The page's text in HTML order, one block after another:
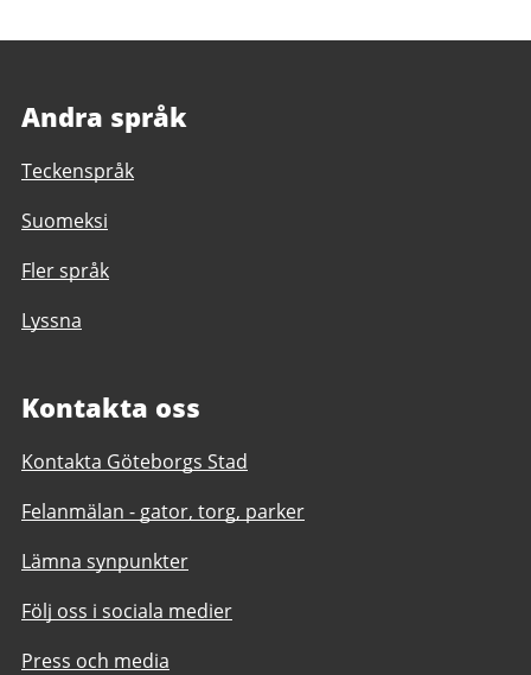
Andra språk
Teckenspråk
Suomeksi
Fler språk
Lyssna
Kontakta oss
Kontakta Göteborgs Stad
Felanmälan - gator, torg, parker
Lämna synpunkter
Följ oss i sociala medier
Press och media